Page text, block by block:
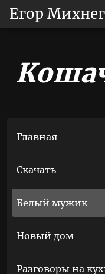
Егор
Главная
Скачать
Белый мужик
Новый дом
Разговоры на